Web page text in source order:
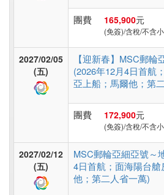
遊
團費 165,900元
(免簽)/含稅/不含
2027/02/05
(五)
【迎新春】MSC郵
(2026年12月4日首航
亞上船；馬爾他；第
團費 172,900元
(免簽)/含稅/不含
2027/02/12
(五)
MSC郵輪亞細亞號～
4日首航；面海陽台
他；第二人省一萬)